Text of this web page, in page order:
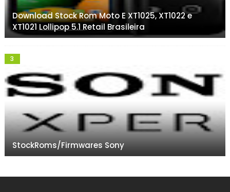
Download Stock Rom Moto E XT1025, XT1022 e
XT1021 Lollipop 5.1 Retail Brasileira
StockRoms/Firmwares Sony